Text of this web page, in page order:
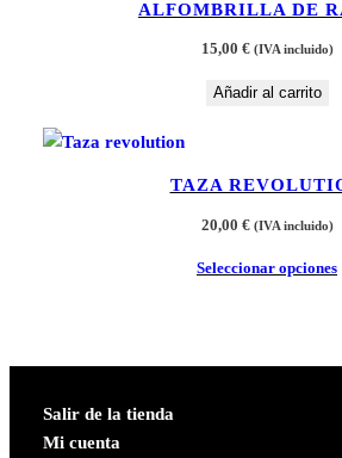
ALFOMBRILLA DE
15,00 € (IVA incluido)
Añadir al carrito
TAZA
20,00 € (IVA incluido)
Seleccionar opciones
Salir de la tienda
Mi cuenta